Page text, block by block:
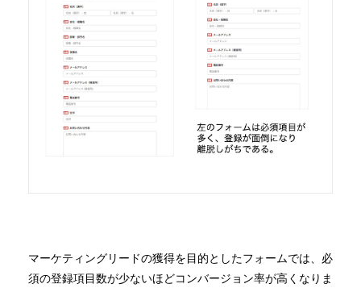
マーケティングリードの獲得を目的としたフォームでは、必
須の登録項目数が少ないほどコンバージョン率が高くなりま